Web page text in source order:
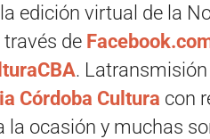
edición virtual de la
de
. Latransmisión
Córdoba Cultura con
la ocasión y muchas